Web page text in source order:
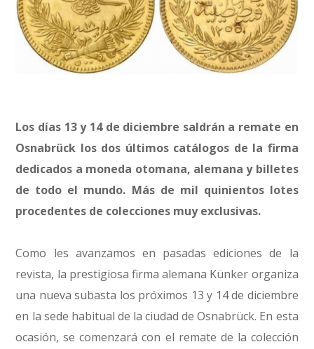
Los días 13 y 14 de diciembre saldrán a remate en
Osnabrück los dos últimos catálogos de la firma
dedicados a moneda otomana, alemana y billetes
de todo el mundo. Más de mil quinientos lotes
procedentes de colecciones muy exclusivas.
Como les avanzamos en pasadas ediciones de la
revista, la prestigiosa firma alemana Künker organiza
una nueva subasta los próximos 13 y 14 de diciembre
en la sede habitual de la ciudad de Osnabrück. En esta
ocasión, se comenzará con el remate de la colección